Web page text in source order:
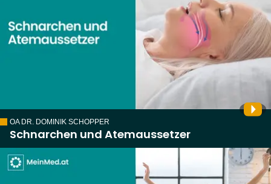
OA DR. DOMINIK SCHOPPER
Schnarchen und Atemaussetzer